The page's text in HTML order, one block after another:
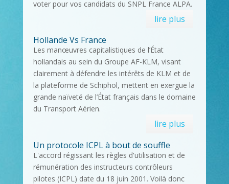
voter pour vos candidats du SNPL France ALPA.
lire plus
Hollande Vs France
Les manœuvres capitalistiques de l’État
hollandais au sein du Groupe AF-KLM, visant
clairement à défendre les intérêts de KLM et de
la plateforme de Schiphol, mettent en exergue la
grande naïveté de l’État français dans le domaine
du Transport Aérien.
lire plus
Un protocole ICPL à bout de souffle
L'accord régissant les règles d'utilisation et de
rémunération des instructeurs contrôleurs
pilotes (ICPL) date du 18 juin 2001. Voilà donc